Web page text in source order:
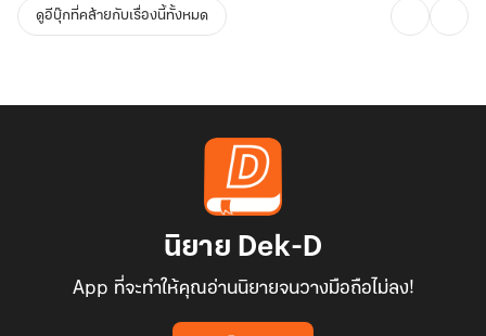
ดูอีบุ๊กที่คล้ายกับเรื่องนี้ทั้งหมด
นิยาย Dek-D
App ที่จะทำให้คุณอ่านนิยายจนวางมือถือไม่ลง!